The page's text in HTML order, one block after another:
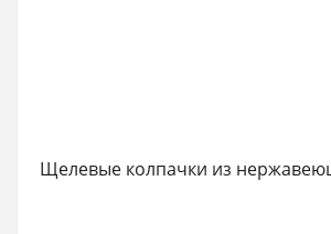
Щелевые колпачки из